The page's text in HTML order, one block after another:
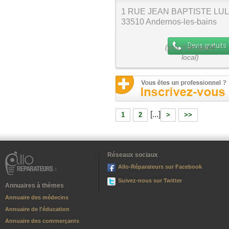
1 RUE JEAN BAPTISTE
33510 Andernos-les-bains
Devis gratuits
1 2 [...] > >>
Annuaires à thèmes
Annuaire des médecins
Annuaire de l'éducation
Annuaire des commerçants
Réseaux sociaux
Allo-Réparateurs sur Facebook
Suivez-nous sur Twitter